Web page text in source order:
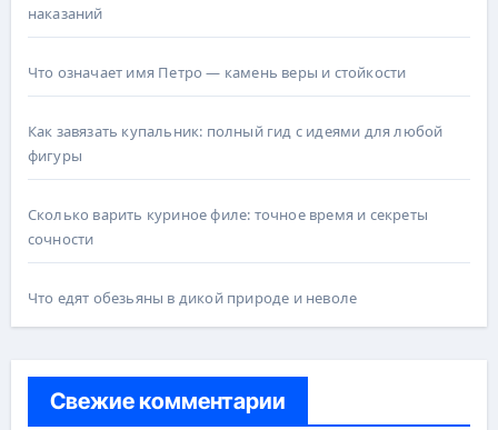
наказаний
Что означает имя Петро — камень веры и стойкости
Как завязать купальник: полный гид с идеями для любой
фигуры
Сколько варить куриное филе: точное время и секреты
сочности
Что едят обезьяны в дикой природе и неволе
Свежие комментарии